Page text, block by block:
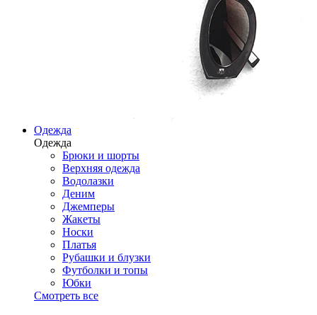
Одежда
Одежда
Брюки и шорты
Верхняя одежда
Водолазки
Деним
Джемперы
Жакеты
Носки
Платья
Рубашки и блузки
Футболки и топы
Юбки
Смотреть все